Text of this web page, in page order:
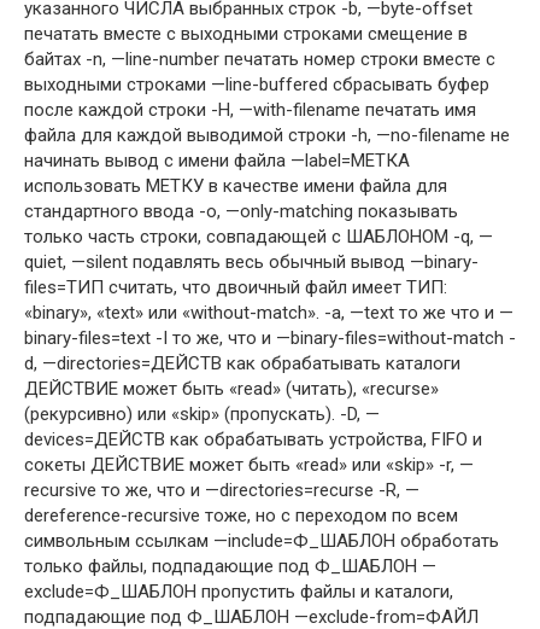
указанного ЧИСЛА выбранных строк -b, —byte-offset
печатать вместе с выходными строками смещение в
байтах -n, —line-number печатать номер строки вместе с
выходными строками —line-buffered сбрасывать буфер
после каждой строки -H, —with-filename печатать имя
файла для каждой выводимой строки -h, —no-filename не
начинать вывод с имени файла —label=МЕТКА
использовать МЕТКУ в качестве имени файла для
стандартного ввода -o, —only-matching показывать
только часть строки, совпадающей с ШАБЛОНОМ -q, —
quiet, —silent подавлять весь обычный вывод —binary-
files=ТИП считать, что двоичный файл имеет ТИП:
«binary», «text» или «without-match». -a, —text то же что и —
binary-files=text -I то же, что и —binary-files=without-match -
d, —directories=ДЕЙСТВ как обрабатывать каталоги
ДЕЙСТВИЕ может быть «read» (читать), «recurse»
(рекурсивно) или «skip» (пропускать). -D, —
devices=ДЕЙСТВ как обрабатывать устройства, FIFO и
сокеты ДЕЙСТВИЕ может быть «read» или «skip» -r, —
recursive то же, что и —directories=recurse -R, —
dereference-recursive тоже, но с переходом по всем
символьным ссылкам —include=Ф_ШАБЛОН обработать
только файлы, подпадающие под Ф_ШАБЛОН —
exclude=Ф_ШАБЛОН пропустить файлы и каталоги,
подпадающие под Ф_ШАБЛОН —exclude-from=ФАЙЛ